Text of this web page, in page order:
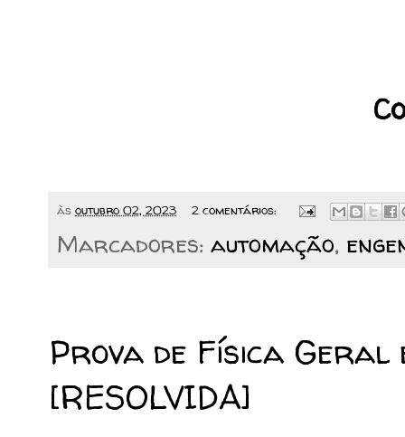
às outubro 02, 2023 2 comentários:
Marcadores: automação,
Prova de Física Geral
[RESOLVIDA]